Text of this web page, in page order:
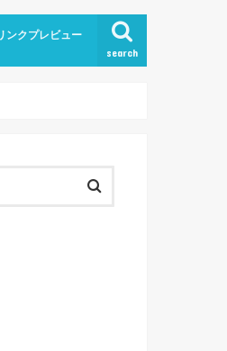
search
ンクプレビュー